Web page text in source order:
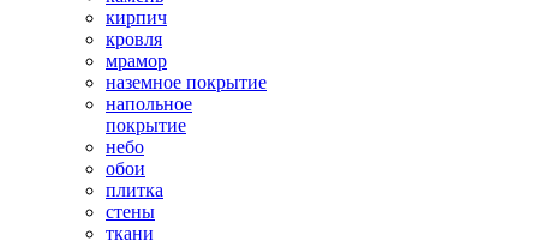
кирпич
кровля
мрамор
наземное покрытие
напольное
покрытие
небо
обои
плитка
стены
ткани